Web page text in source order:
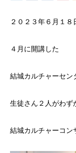
２０２３年６月１８
４月に開講した
結城カルチャーセン
生徒さん２人がわず
結城カルチャーコン